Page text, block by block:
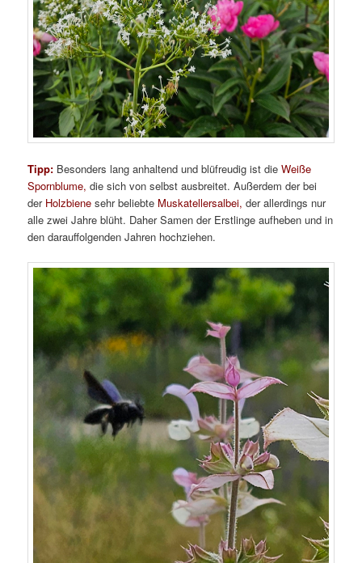
Tipp: Besonders lang anhaltend und blüfreudig ist dieWeiße
Spornblume,die sich von selbst ausbreitet. Außerdem der bei
der Holzbiene sehr beliebte Muskatellersalbei, der allerdings nur
alle zwei Jahre blüht. Daher Samen der Erstlinge aufheben und in
den darauffolgenden Jahren hochziehen.